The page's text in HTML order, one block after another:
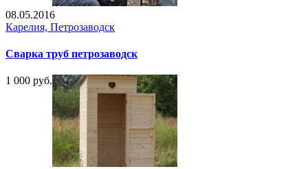
08.05.2016
Карелия, Петрозаводск
Сварка труб петрозаводск
1 000 руб.